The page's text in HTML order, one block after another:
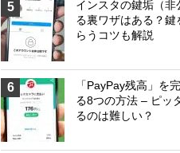
5
インスタの鍵垢（非
る裏ワザはある？鍵
らうコツも解説
6
「PayPay残高」を
る8つの方法 – ピッ
るのは難しい？